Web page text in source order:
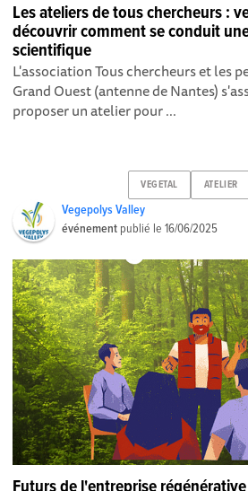
Les ateliers de tous chercheurs :
découvrir comment se conduit
scientifique
L'association Tous chercheurs et les
Grand Ouest (antenne de Nantes)
proposer un atelier pour ...
VEGETAL ATELIER
Vegepolys Valley
événement publié le16/06/2025